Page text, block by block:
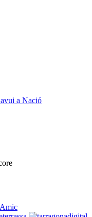
a Nació